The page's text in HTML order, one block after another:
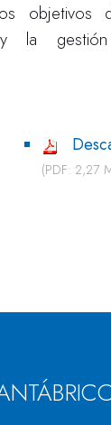
objetivos
y la
(PDF: 2,27